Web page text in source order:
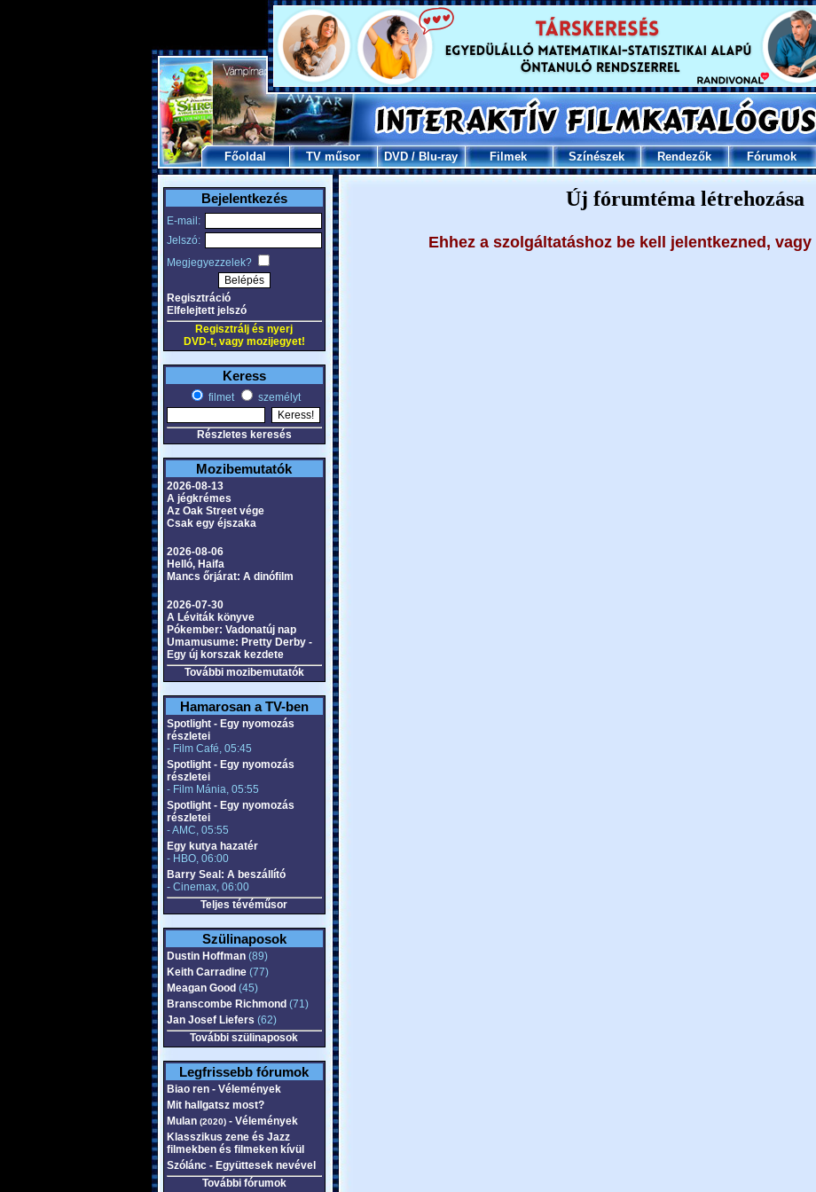
Főoldal TV műsor DVD/Blu-ray Filmek Színészek Rendezők Fórumok
Bejelentkezés
E-mail:
Jelszó:
Megjegyezzelek?
Regisztráció
Elfelejtett jelszó
Regisztrálj és nyerj
DVD-t, vagy mozijegyet!
Keress
filmet személyt
Részletes keresés
Mozibemutatók
2026-08-13
A jégkrémes
Az Oak Street vége
Csak egy éjszaka
2026-08-06
Helló, Haifa
Mancs őrjárat: A dinófilm
2026-07-30
A Léviták könyve
Pókember: Vadonatúj nap
Umamusume: Pretty Derby -
Egy új korszak kezdete
További mozibemutatók
Hamarosan a TV-ben
Spotlight - Egy nyomozás
részletei
- Film Café, 05:45
Spotlight - Egy nyomozás
részletei
- Film Mánia, 05:55
Spotlight - Egy nyomozás
részletei
- AMC, 05:55
Egy kutya hazatér
- HBO, 06:00
Barry Seal: A beszállító
- Cinemax, 06:00
Teljes tévéműsor
Szülinaposok
Dustin Hoffman(89)
Keith Carradine(77)
Meagan Good (45)
Branscombe Richmond (71)
Jan Josef Liefers (62)
További szülinaposok
Legfrissebb fórumok
Biao ren - Vélemények
Mit hallgatsz most?
Mulan (2020)- Vélemények
Klasszikus zene és Jazz
filmekben és filmeken kívül
Szólánc - Együttesek nevével
További fórumok
Új fórumtéma létrehozása
Ehhez a szolgáltatáshoz be kell jelentkezned, vagy